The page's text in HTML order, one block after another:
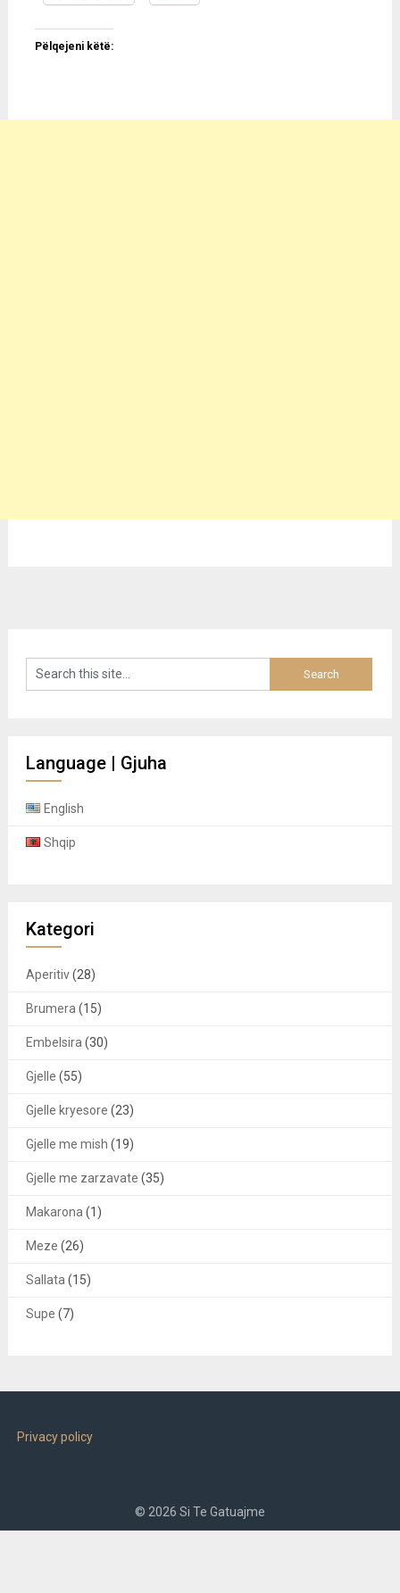
Pëlqejeni këtë:
Language | Gjuha
English
Shqip
Kategori
Aperitiv(28)
Brumera(15)
Embelsira(30)
Gjelle (55)
Gjelle kryesore (23)
Gjelle me mish (19)
Gjelle me zarzavate (35)
Makarona(1)
Meze (26)
Sallata(15)
Supe (7)
Privacy policy
© 2026 Si Te Gatuajme